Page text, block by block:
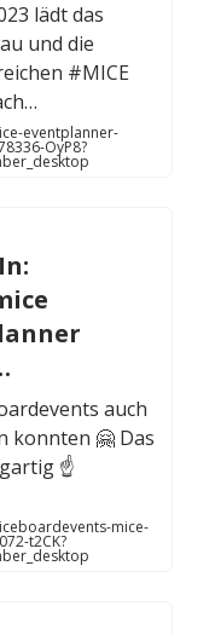
lädt das
und die
#MICE
eventplanner-
OyP8?
auch
konnten 🤗 Das
☝️
mice-
t2CK?